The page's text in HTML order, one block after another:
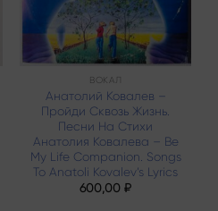
ВОКАЛ
Анатолий Ковалев –
Пройди Сквозь Жизнь.
Песни На Стихи
Анатолия Ковалева – Be
My Life Companion. Songs
To Anatoli Kovalev’s Lyrics
600,00₽